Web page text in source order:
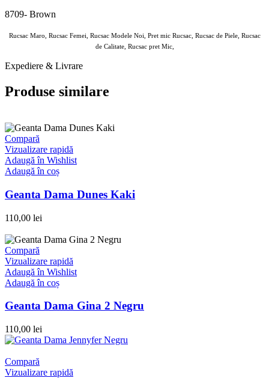
8709- Brown
Rucsac Maro, Rucsac Femei, Rucsac Modele Noi, Pret mic Rucsac, Rucsac de Piele, Rucsac
de Calitate, Rucsac pret Mic,
Expediere & Livrare
Produse similare
Compară
Vizualizare rapidă
Adaugă în Wishlist
Adaugă în coș
Geanta Dama Dunes Kaki
110,00 lei
Compară
Vizualizare rapidă
Adaugă în Wishlist
Adaugă în coș
Geanta Dama Gina 2 Negru
110,00 lei
Compară
Vizualizare rapidă